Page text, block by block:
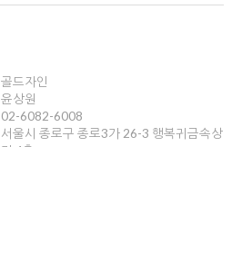
골드자인
윤상원
02-6082-6008
서울시 종로구 종로3가 26-3 행복귀금속상
가 4층